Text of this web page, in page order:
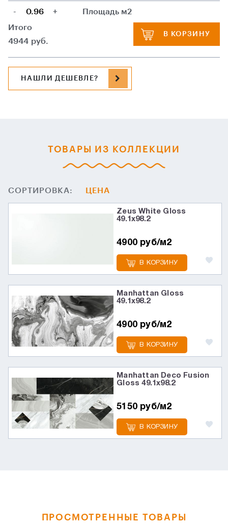
- +
Площадь м2
Итого
4944 руб.
В КОРЗИНУ
НАШЛИ ДЕШЕВЛЕ?
ТОВАРЫ ИЗ КОЛЛЕКЦИИ
СОРТИРОВКА: ЦЕНА
Zeus White Gloss
49.1х98.2
4900 руб/м2
В КОРЗИНУ
Manhattan Gloss
49.1х98.2
4900 руб/м2
В КОРЗИНУ
Manhattan Deco Fusion
Gloss 49.1х98.2
5150 руб/м2
В КОРЗИНУ
ПРОСМОТРЕННЫЕ ТОВАРЫ